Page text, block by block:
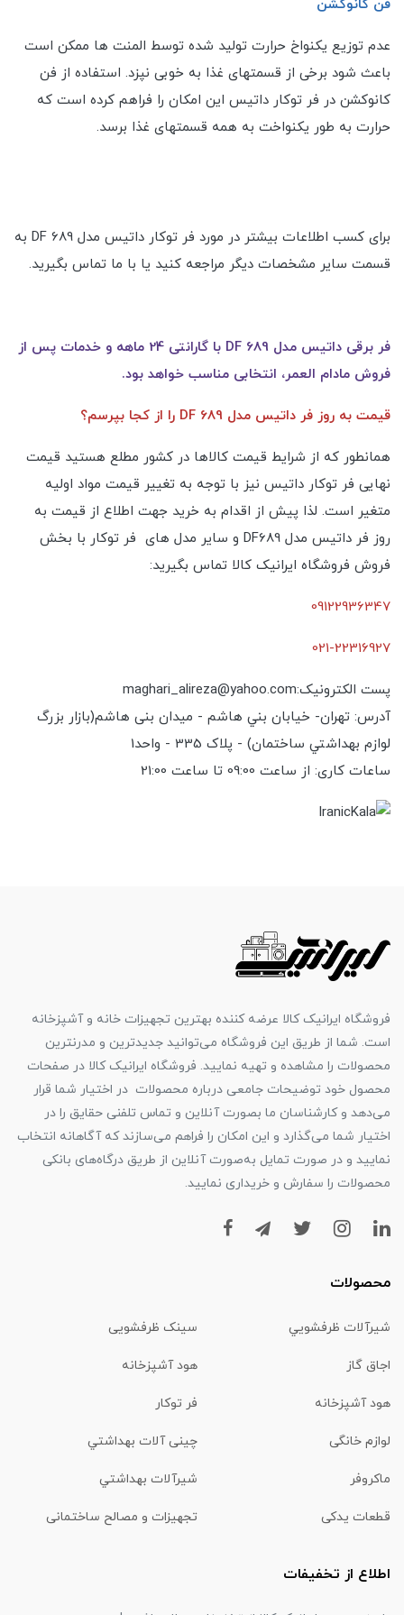
فن کانوکشن
عدم توزیع یکنواخ حرارت تولید شده توسط المنت ها ممکن است
باعث شود برخی از قسمتهای غذا به خوبی نپزد. استفاده از فن
کانوکشن در فر توکار داتیس این امکان را فراهم کرده است که
حرارت به طور یکنواخت به همه قسمتهای غذا برسد.
برای کسب اطلاعات بیشتر در مورد فر توکار داتیس مدل DF 689 به
قسمت سایر مشخصات دیگر مراجعه کنید یا با ما تماس بگیرید.
فر برقی داتیس مدل DF 689 با گارانتی 24 ماهه و خدمات پس از
فروش مادام العمر، انتخابی مناسب خواهد بود.
قیمت به روز فر داتیس مدل DF 689 را از کجا بپرسم؟
همانطور که از شرایط قیمت کالاها در کشور مطلع هستید قیمت
نهایی فر توکار داتیس نیز با توجه به تغییر قیمت مواد اولیه
متغیر است. لذا پیش از اقدام به خرید جهت اطلاع از قیمت به
روز فر داتیس مدل DF689 و سایر مدل های فر توکار با بخش
فروش فروشگاه ایرانیک کالا تماس بگیرید:
09122936347
021-22316927
پست الکترونیک:maghari_alireza@yahoo.com
آدرس: تهران- خیابان بني هاشم - میدان بنی هاشم(بازار بزرگ
لوازم بهداشتي ساختمان) - پلاک 335 - واحد1
ساعات کاری: از ساعت 09:00 تا ساعت 21:00
فروشگاه ایرانیک کالا عرضه کننده بهترین تجهیزات خانه و آشپزخانه
است. شما از طریق این فروشگاه می‌توانید جدیدترین و مدرنترین
محصولات را مشاهده و تهیه نمایید. فروشگاه ایرانیک کالا در صفحات
محصول خود توضیحات جامعی درباره محصولات در اختیار شما قرار
می‌دهد و کارشناسان ما بصورت آنلاین و تماس تلفنی حقایق را در
اختیار شما می‌گذارد و این امکان را فراهم می‌سازند که آگاهانه انتخاب
نمایید و در صورت تمایل به‌صورت آنلاین از طریق درگاه‌های بانکی
محصولات را سفارش و خریداری نمایید.
محصولات
شیرآلات ظرفشويي سینک ظرفشویی
اجاق گاز هود آشپزخانه
هود آشپزخانه فر توکار
لوازم خانگی چینی آلات بهداشتي
ماكروفر شیرآلات بهداشتي
قطعات یدکی تجهیزات و مصالح ساختمانی
اطلاع از تخفیفات